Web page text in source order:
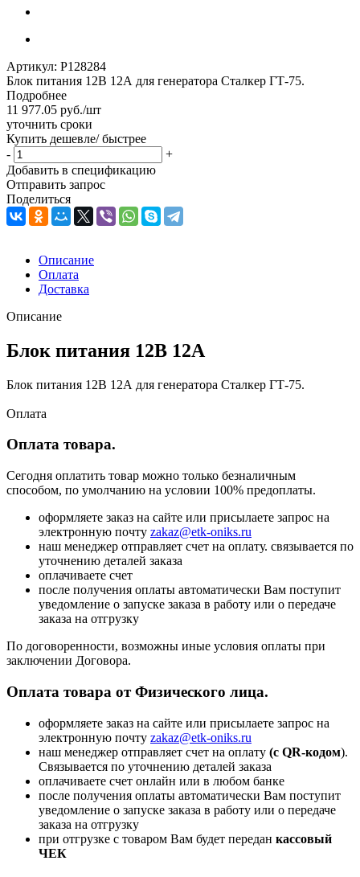
Артикул: Р128284
Блок питания 12В 12А для генератора Сталкер ГТ-75.
Подробнее
11 977.05 руб./шт
уточнить сроки
Купить дешевле/ быстрее
-
+
Добавить в спецификацию
Отправить запрос
Поделиться
Описание
Оплата
Доставка
Описание
Блок питания 12В 12А
Блок питания 12В 12А для генератора Сталкер ГТ-75.
Оплата
Оплата товара.
Сегодня оплатить товар можно только безналичным
способом, по умолчанию на условии 100% предоплаты.
оформляете заказ на сайте или присылаете запрос на
электронную почту zakaz@etk-oniks.ru
наш менеджер отправляет счет на оплату. связывается по
уточнению деталей заказа
оплачиваете счет
после получения оплаты автоматически Вам поступит
уведомление о запуске заказа в работу или о передаче
заказа на отгрузку
По договоренности, возможны иные условия оплаты при
заключении Договора.
Оплата товара от Физического лица.
оформляете заказ на сайте или присылаете запрос на
электронную почту zakaz@etk-oniks.ru
наш менеджер отправляет счет на оплату (с QR-кодом).
Связывается по уточнению деталей заказа
оплачиваете счет онлайн или в любом банке
после получения оплаты автоматически Вам поступит
уведомление о запуске заказа в работу или о передаче
заказа на отгрузку
при отгрузке с товаром Вам будет передан кассовый
ЧЕК